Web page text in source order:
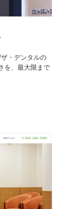
・デンタルの
を、最大限まで